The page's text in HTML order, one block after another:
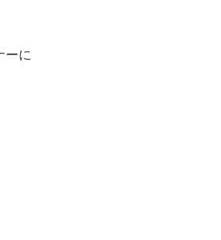
ーに